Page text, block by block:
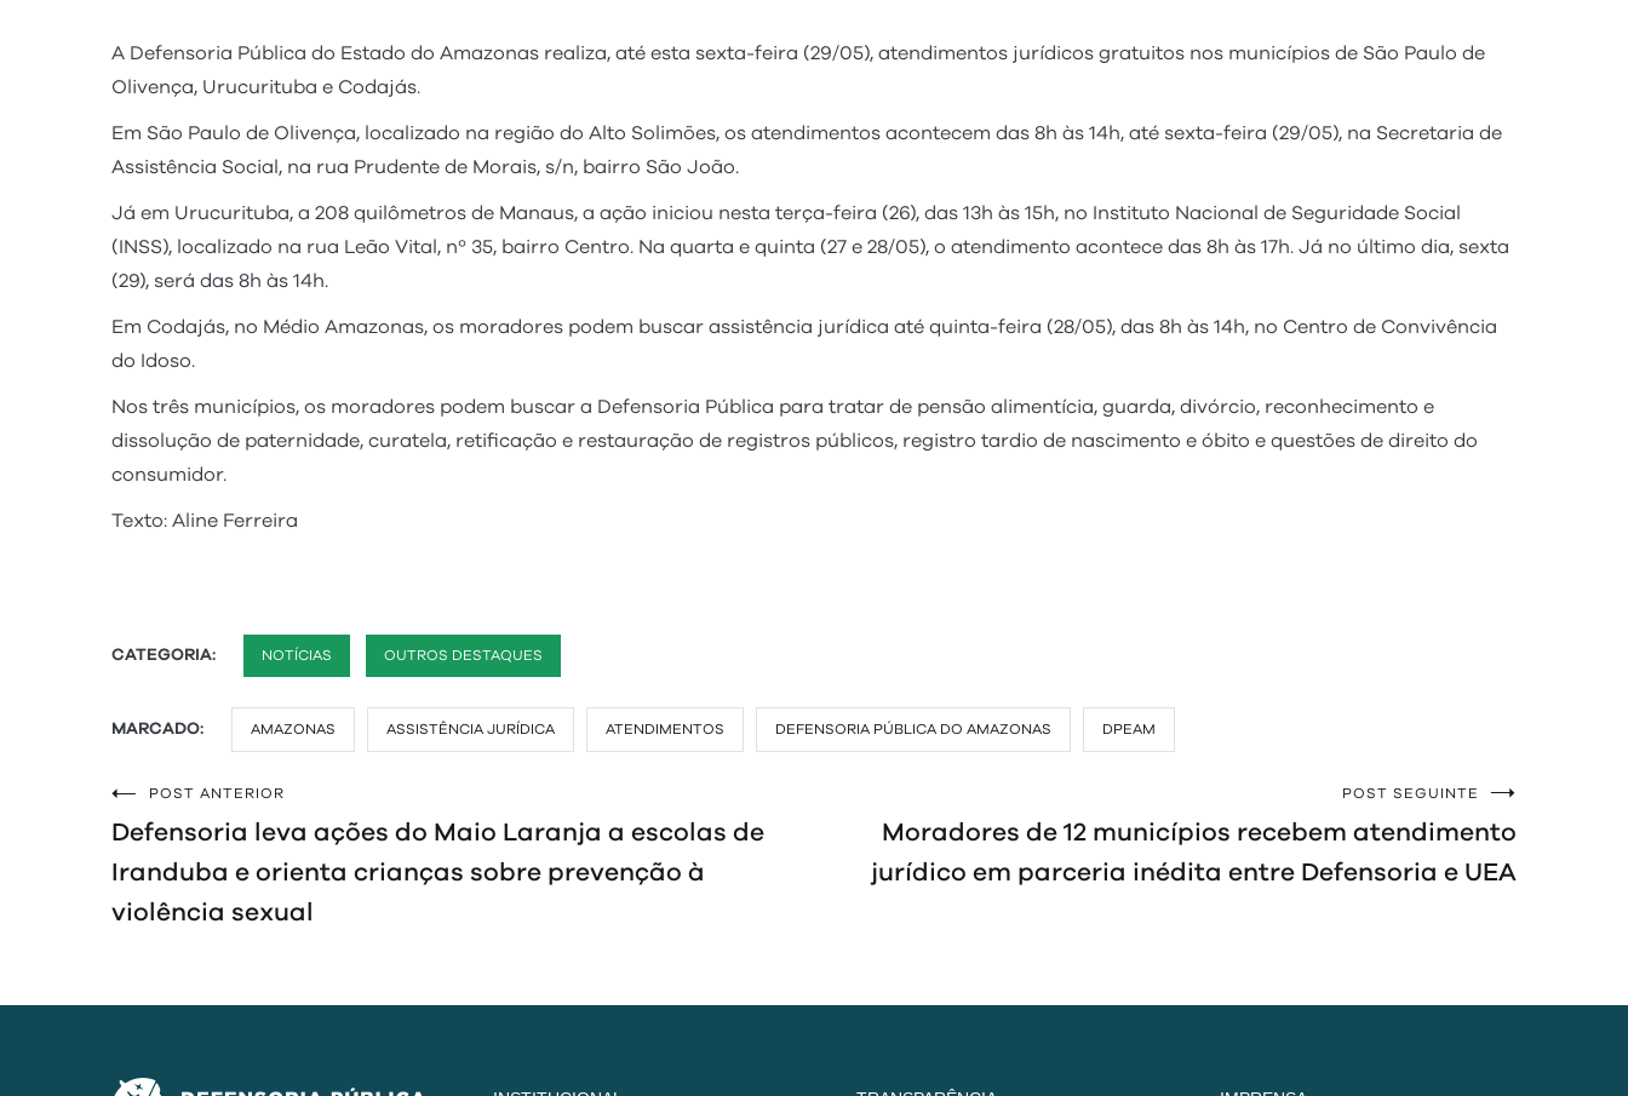
A Defensoria Pública do Estado do Amazonas realiza, até esta sexta-feira (29/05), atendimentos jurídicos gratuitos nos municípios de São Paulo de
Olivença, Urucurituba e Codajás.
Em São Paulo de Olivença, localizado na região do Alto Solimões, os atendimentos acontecem das 8h às 14h, até sexta-feira (29/05), na Secretaria de
Assistência Social, na rua Prudente de Morais, s/n, bairro São João.
Já em Urucurituba, a 208 quilômetros de Manaus, a ação iniciou nesta terça-feira (26), das 13h às 15h, no Instituto Nacional de Seguridade Social
(INSS), localizado na rua Leão Vital, nº 35, bairro Centro. Na quarta e quinta (27 e 28/05), o atendimento acontece das 8h às 17h. Já no último dia, sexta
(29), será das 8h às 14h.
Em Codajás, no Médio Amazonas, os moradores podem buscar assistência jurídica até quinta-feira (28/05), das 8h às 14h, no Centro de Convivência
do Idoso.
Nos três municípios, os moradores podem buscar a Defensoria Pública para tratar de pensão alimentícia, guarda, divórcio, reconhecimento e
dissolução de paternidade, curatela, retificação e restauração de registros públicos, registro tardio de nascimento e óbito e questões de direito do
consumidor.
Texto: Aline Ferreira
CATEGORIA: NOTÍCIAS OUTROS DESTAQUES
MARCADO: AMAZONAS ASSISTÊNCIA JURÍDICA ATENDIMENTOS DEFENSORIA PÚBLICA DO AMAZONAS DPEAM
Navegação
de
Post
POST ANTERIOR
Defensoria leva ações do Maio Laranja a escolas de
Iranduba e orienta crianças sobre prevenção à
violência sexual
POST SEGUINTE
Moradores de 12 municípios recebem atendimento
jurídico em parceria inédita entre Defensoria e UEA